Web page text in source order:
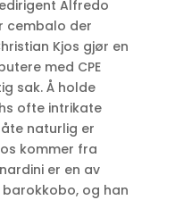
Alfredo
cembalo der
Kjos gjør en
med CPE
sak. Å holde
ofte intrikate
naturlig er
kommer fra
er en av
og han